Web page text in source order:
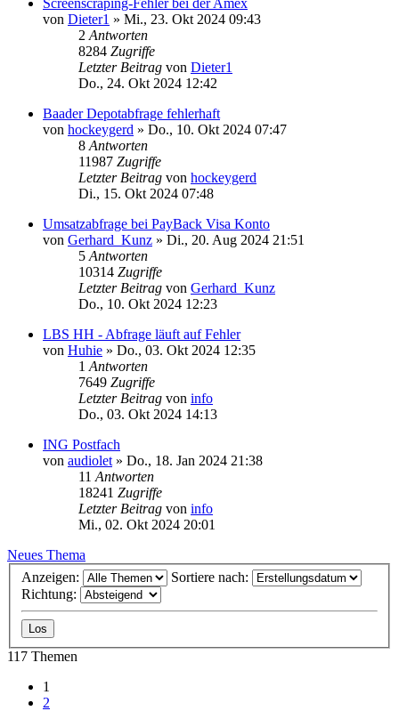
von Dieter1 » Mi., 23. Okt 2024 09:43
2 Antworten
8284 Zugriffe
Letzter Beitrag von Dieter1
Do., 24. Okt 2024 12:42
Baader Depotabfrage fehlerhaft
von hockeygerd » Do., 10. Okt 2024 07:47
8 Antworten
11987 Zugriffe
Letzter Beitrag von hockeygerd
Di., 15. Okt 2024 07:48
Umsatzabfrage bei PayBack Visa Konto
von Gerhard_Kunz » Di., 20. Aug 2024 21:51
5 Antworten
10314 Zugriffe
Letzter Beitrag von Gerhard_Kunz
Do., 10. Okt 2024 12:23
LBS HH - Abfrage läuft auf Fehler
von Huhie » Do., 03. Okt 2024 12:35
1 Antworten
7649 Zugriffe
Letzter Beitrag von info
Do., 03. Okt 2024 14:13
ING Postfach
von audiolet » Do., 18. Jan 2024 21:38
11 Antworten
18241 Zugriffe
Letzter Beitrag von info
Mi., 02. Okt 2024 20:01
Neues Thema
Anzeigen:
Sortiere nach:
Richtung:
117 Themen
1
2